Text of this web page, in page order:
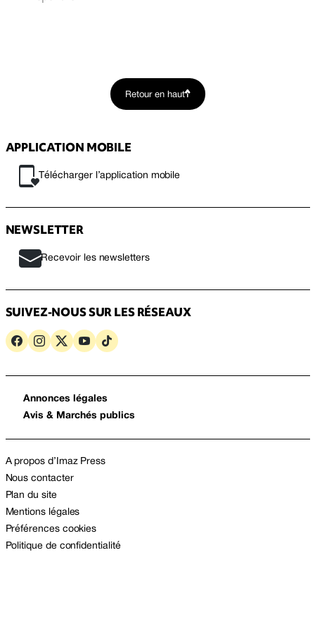
Retour en haut
APPLICATION MOBILE
Télécharger l’application mobile
NEWSLETTER
Recevoir les newsletters
SUIVEZ-NOUS SUR LES RÉSEAUX
Annonces légales
Avis & Marchés publics
A propos d’Imaz Press
Nous contacter
Plan du site
Mentions légales
Préférences cookies
Politique de confidentialité